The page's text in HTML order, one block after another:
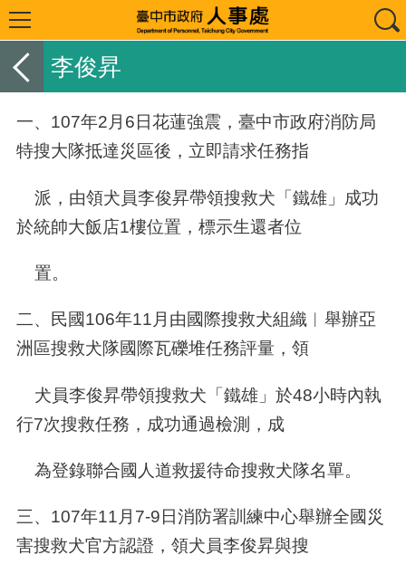
李俊昇
一、 107年2 月 6日花蓮強震，臺中市政府消防局
特搜大隊抵達災區後，立即請求任務指
派，由領犬員李俊昇帶領搜救犬「鐵雄」成功
於統帥大飯店1樓位置，標示生還者位
置。
二、民國106年11 月由國際搜救犬組織︳舉辦亞
洲區搜救犬隊國際瓦礫堆任務評量，領
犬員李俊昇帶領搜救犬「鐵雄」於48小時內執
行7次搜救任務，成功通過檢測，成
為登錄聯合國人道救援待命搜救犬隊名單。
三、 107年11 月 7-9日消防署訓練中心舉辦全國災
害搜救犬官方認證，領犬員李俊昇與搜